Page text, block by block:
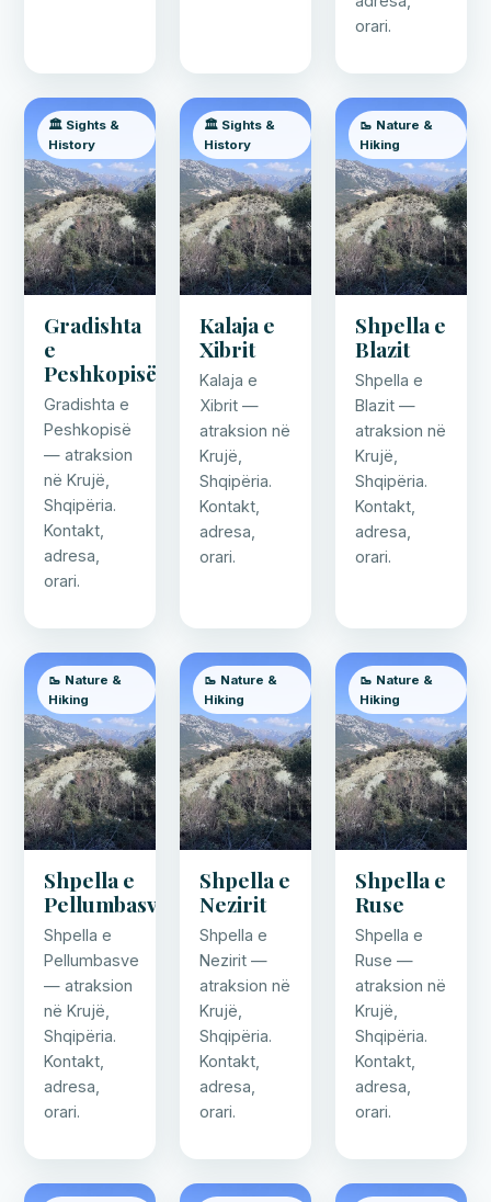
orari.
🏛️ Sights &
History
Gradishta
e
Peshkopisë
Gradishta e
Peshkopisë
— atraksion
në Krujë,
Shqipëria.
Kontakt,
adresa,
orari.
🏛️ Sights &
History
Kalaja e
Xibrit
Kalaja e
Xibrit —
atraksion në
Krujë,
Shqipëria.
Kontakt,
adresa,
orari.
🥾 Nature &
Hiking
Shpella e
Blazit
Shpella e
Blazit —
atraksion në
Krujë,
Shqipëria.
Kontakt,
adresa,
orari.
🥾 Nature &
Hiking
Shpella e
Pellumbasve
Shpella e
Pellumbasve
— atraksion
në Krujë,
Shqipëria.
Kontakt,
adresa,
orari.
🥾 Nature &
Hiking
Shpella e
Nezirit
Shpella e
Nezirit —
atraksion në
Krujë,
Shqipëria.
Kontakt,
adresa,
orari.
🥾 Nature &
Hiking
Shpella e
Ruse
Shpella e
Ruse —
atraksion në
Krujë,
Shqipëria.
Kontakt,
adresa,
orari.